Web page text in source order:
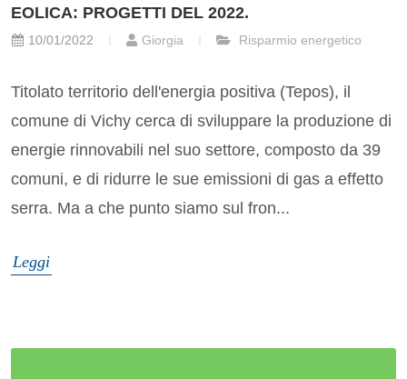
EOLICA: PROGETTI DEL 2022.
10/01/2022 Giorgia Risparmio energetico
Titolato territorio dell'energia positiva (Tepos), il
comune di Vichy cerca di sviluppare la produzione di
energie rinnovabili nel suo settore, composto da 39
comuni, e di ridurre le sue emissioni di gas a effetto
serra. Ma a che punto siamo sul fron...
Leggi